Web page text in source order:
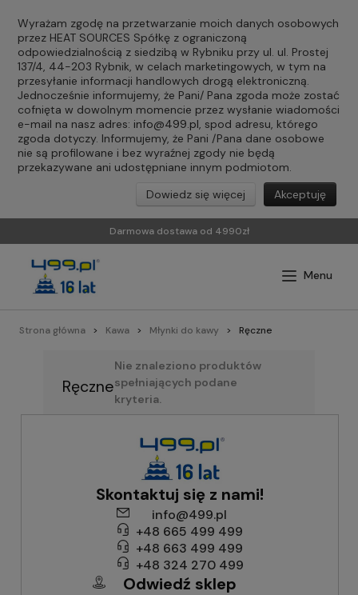
Wyrażam zgodę na przetwarzanie moich danych osobowych
przez HEAT SOURCES Spółkę z ograniczoną
odpowiedzialnością z siedzibą w Rybniku przy ul. ul. Prostej
137/4, 44-203 Rybnik, w celach marketingowych, w tym na
przesyłanie informacji handlowych drogą elektroniczną.
Jednocześnie informujemy, że Pani/ Pana zgoda może zostać
cofnięta w dowolnym momencie przez wysłanie wiadomości
e-mail na nasz adres: info@499.pl, spod adresu, którego
zgoda dotyczy. Informujemy, że Pani /Pana dane osobowe
nie są profilowane i bez wyraźnej zgody nie będą
przekazywane ani udostępniane innym podmiotom.
Akceptuję
Dowiedz się więcej
Darmowa dostawa od 4990zł
Strona główna Kawa Młynki do kawy Ręczne
Ręczne
Nie znaleziono produktów
spełniających podane
kryteria.
Skontaktuj się z nami!
info@499.pl
+48 665 499 499
+48 663 499 499
+48 324 270 499
Odwiedź sklep